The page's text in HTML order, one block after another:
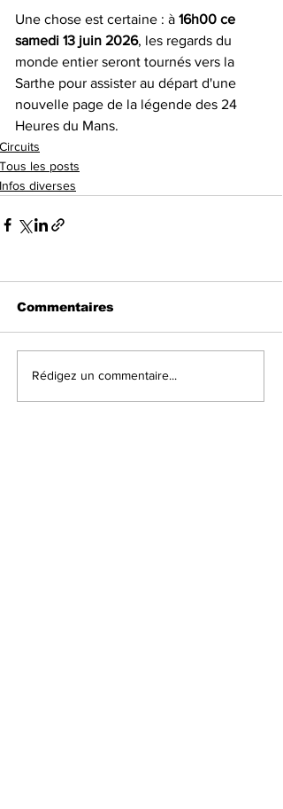
Une chose est certaine : à 16h00 ce
samedi 13 juin 2026, les regards du
monde entier seront tournés vers la
Sarthe pour assister au départ d'une
nouvelle page de la légende des 24
Heures du Mans.
Circuits
Tous les posts
Infos diverses
Commentaires
Rédigez un commentaire...